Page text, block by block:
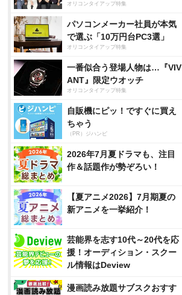
オリコンタイアップ特集
パソコンメーカー社員が本気
で選ぶ「10万円台PC3選」
オリコンタイアップ特集
一番似合う登場人物は…『VIV
ANT』限定ウオッチ
オリコンタイアップ特集
自販機にピッ！ですぐに買え
ちゃう
（PR）ジハンピ
2026年7月夏ドラマも、注目
作＆話題作が勢ぞろい！
【夏アニメ2026】7月期夏の
新アニメを一挙紹介！
芸能界を志す10代～20代を応
援！オーディション・スクー
ル情報はDeview
漫画読み放題サブスクおすす